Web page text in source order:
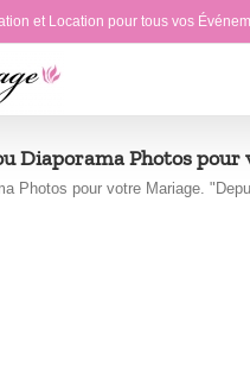
et Location pour tous vos
Diaporama Photos
Photos pour votre Mariage.